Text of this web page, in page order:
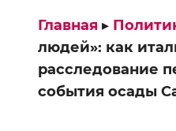
Главная ▸
людей»: как
расследование
события осады